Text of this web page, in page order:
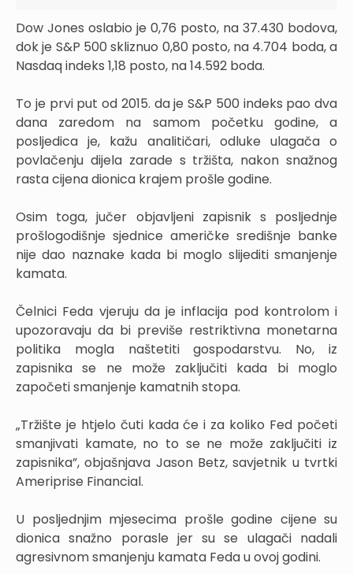
Dow Jones oslabio je 0,76 posto, na 37.430 bodova,
dok je S&P 500 skliznuo 0,80 posto, na 4.704 boda, a
Nasdaq indeks 1,18 posto, na 14.592 boda.
To je prvi put od 2015. da je S&P 500 indeks pao dva
dana zaredom na samom početku godine, a
posljedica je, kažu analitičari, odluke ulagača o
povlačenju dijela zarade s tržišta, nakon snažnog
rasta cijena dionica krajem prošle godine.
Osim toga, jučer objavljeni zapisnik s posljednje
prošlogodišnje sjednice američke središnje banke
nije dao naznake kada bi moglo slijediti smanjenje
kamata.
Čelnici Feda vjeruju da je inflacija pod kontrolom i
upozoravaju da bi previše restriktivna monetarna
politika mogla naštetiti gospodarstvu. No, iz
zapisnika se ne može zaključiti kada bi moglo
započeti smanjenje kamatnih stopa.
„Tržište je htjelo čuti kada će i za koliko Fed početi
smanjivati kamate, no to se ne može zaključiti iz
zapisnika”, objašnjava Jason Betz, savjetnik u tvrtki
Ameriprise Financial.
U posljednjim mjesecima prošle godine cijene su
dionica snažno porasle jer su se ulagači nadali
agresivnom smanjenju kamata Feda u ovoj godini.